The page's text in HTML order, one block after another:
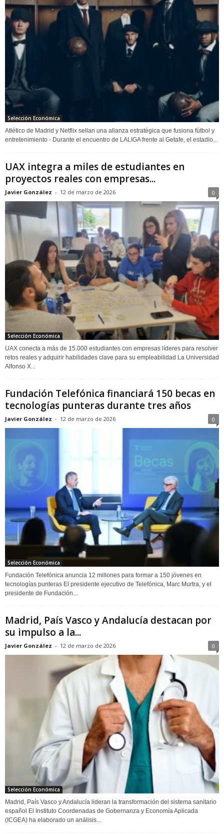
Selección Económica
Atlético de Madrid y Netflix sellan una alianza estratégica que fusiona fútbol y
entretenimiento - Durante el encuentro de LALIGA frente al Getafe, el estadio...
UAX integra a miles de estudiantes en
proyectos reales con empresas...
Javier González - 12 de marzo de 2026 0
Selección Económica
UAX conecta a más de 15.000 estudiantes con empresas líderes para resolver
retos reales y adquirir habilidades clave para su empleabilidad La Universidad
Alfonso X...
Fundación Telefónica financiará 150 becas en
tecnologías punteras durante tres años
Javier González - 12 de marzo de 2026 0
Selección Económica
Fundación Telefónica anuncia 12 millones para formar a 150 jóvenes en
tecnologías punteras El presidente ejecutivo de Telefónica, Marc Murtra, y el
presidente de Fundación...
Madrid, País Vasco y Andalucía destacan por
su impulso a la...
Javier González - 12 de marzo de 2026 0
Selección Económica
Madrid, País Vasco y Andalucía lideran la transformación del sistema sanitario
español El Instituto Coordenadas de Gobernanza y Economía Aplicada
(ICGEA) ha elaborado un análisis...